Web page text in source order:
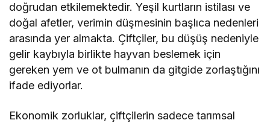
doğrudan etkilemektedir. Yeşil kurtların istilası ve
doğal afetler, verimin düşmesinin başlıca nedenleri
arasında yer almakta. Çiftçiler, bu düşüş nedeniyle
gelir kaybıyla birlikte hayvan beslemek için
gereken yem ve ot bulmanın da gitgide zorlaştığını
ifade ediyorlar.
Ekonomik zorluklar, çiftçilerin sadece tarımsal